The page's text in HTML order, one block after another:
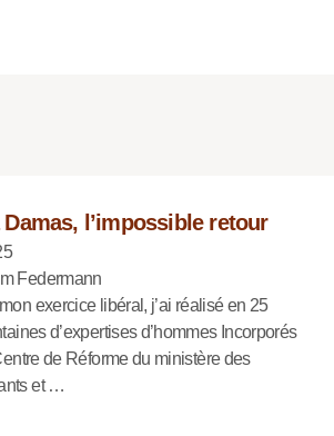
Damas, l’impossible retour
Federmann
exercice libéral, j’ai réalisé en 25
d’expertises d’hommes Incorporés
de Réforme du ministère des
et …